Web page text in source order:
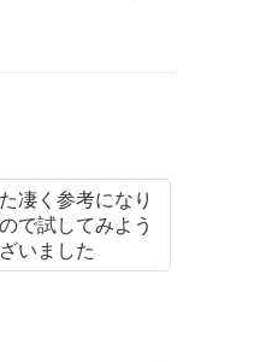
凄く参考になり
で試してみよう
いました